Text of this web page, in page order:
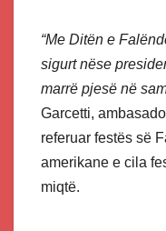
“Me Ditën e
sigurt nëse
marrë pjesë në
Garcetti,
referuar festës së
amerikane e cila
miqtë.